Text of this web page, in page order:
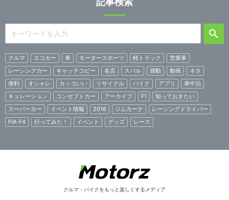
クルマ エコカー 車 モータースポーツ 軽トラック
営業車
レーシングカー
キャッチコピー 名言 スバル 感動 動画
ネタ
便利
オシャレ カッコいい リサイクル バイク アプリ
車中泊
キュレーション
コンセプトカー アーカイブ F1
知っておきたい
スーパーカー
イベント情報 2016 ジムカーナ
レーシングドライバー
FIA-F4
行ってみた！ イベント グッズ レース
クルマ・バイクをもっと楽しくするメディア